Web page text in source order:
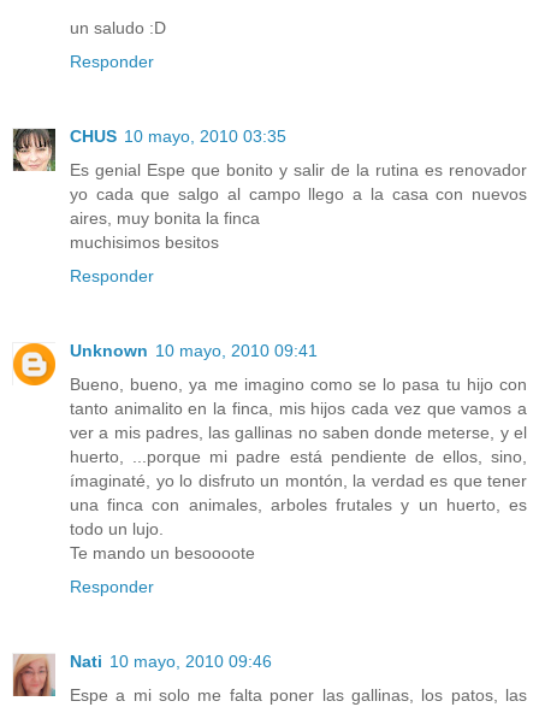
un saludo :D
Responder
CHUS 10 mayo, 2010 03:35
Es genial Espe que bonito y salir de la rutina es renovador
yo cada que salgo al campo llego a la casa con nuevos
aires, muy bonita la finca
muchisimos besitos
Responder
Unknown 10 mayo, 2010 09:41
Bueno, bueno, ya me imagino como se lo pasa tu hijo con
tanto animalito en la finca, mis hijos cada vez que vamos a
ver a mis padres, las gallinas no saben donde meterse, y el
huerto, ...porque mi padre está pendiente de ellos, sino,
ímaginaté, yo lo disfruto un montón, la verdad es que tener
una finca con animales, arboles frutales y un huerto, es
todo un lujo.
Te mando un besoooote
Responder
Nati 10 mayo, 2010 09:46
Espe a mi solo me falta poner las gallinas, los patos, las